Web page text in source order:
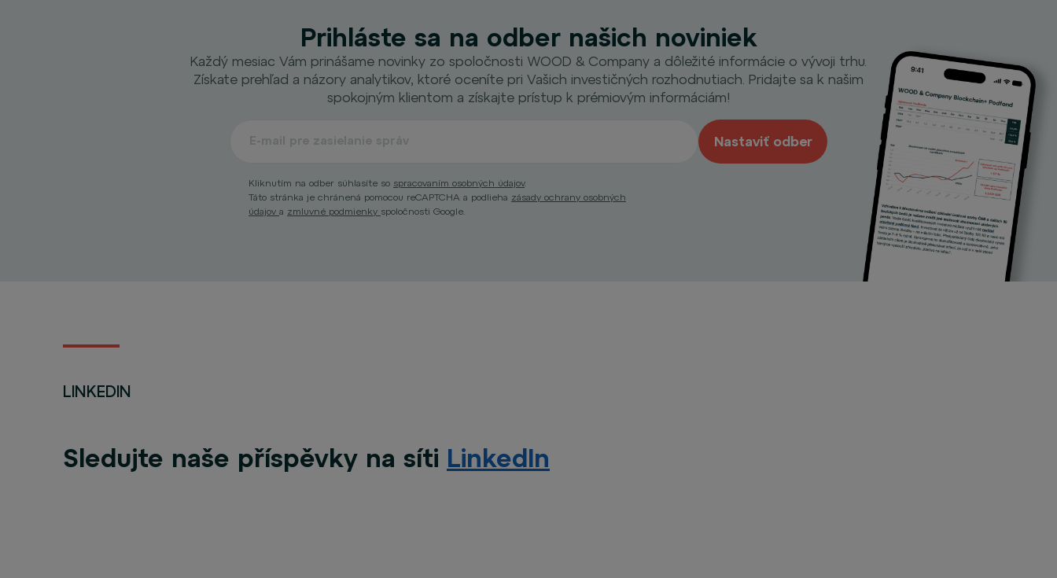
Prihláste sa na odber našich noviniek
Každý mesiac Vám prinášame novinky zo spoločnosti WOOD & Company a dôležité informácie o vývoji trhu.
Získate prehľad a názory analytikov, ktoré oceníte pri Vašich investičných rozhodnutiach. Pridajte sa k našim
spokojným klientom a získajte prístup k prémiovým informáciám!
Nastaviť odber
Kliknutím na odber súhlasíte so spracovaním osobných údajov.
Táto stránka je chránená pomocou reCAPTCHA a podlieha zásady ochrany osobných
údajov a zmluvné podmienky spoločnosti Google.
LINKEDIN
Sledujte naše příspěvky na síti LinkedIn